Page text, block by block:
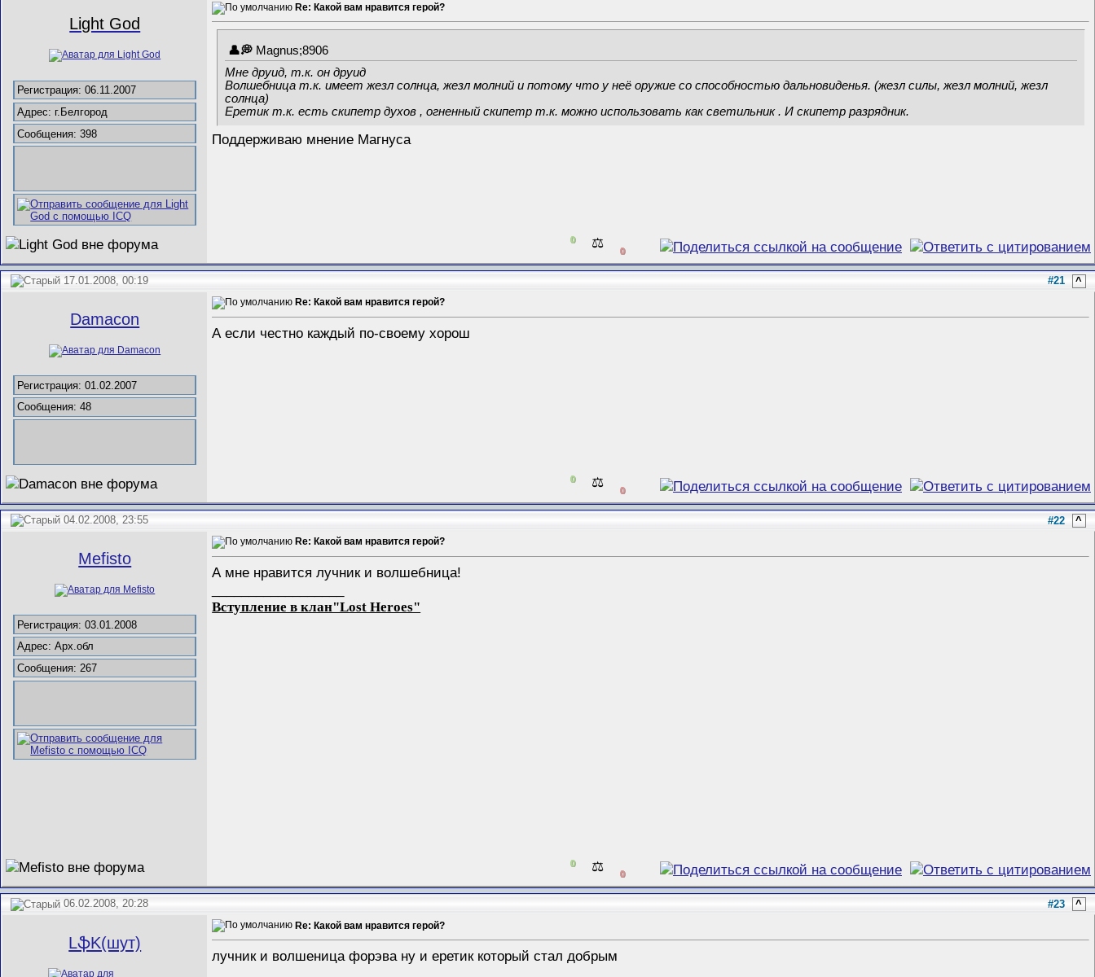
Light God
Регистрация: 06.11.2007
Адрес: г.Белгород
Сообщения: 398
Re: Какой вам нравится герой?
Magnus;8906
Мне друид, т.к. он друид
Волшебница т.к. имеет жезл солнца, жезл молний и потому что у неё оружие со способностью дальновиденья. (жезл силы, жезл молний, жезл
солнца)
Еретик т.к. есть скипетр духов , огненный скипетр т.к. можно использовать как светильник. И скипетр разрядник.
Поддерживаю мнение Магнуса
0 ⚖️ 0
17.01.2008, 00:19 #21 ^
Damacon
Регистрация: 01.02.2007
Сообщения: 48
Re: Какой вам нравится герой?
А если честно каждый по-своему хорош
0 ⚖️ 0
04.02.2008, 23:55 #22 ^
Mefisto
Регистрация: 03.01.2008
Адрес: Арх.обл
Сообщения: 267
Re: Какой вам нравится герой?
А мне нравится лучник и волшебница!
Вступление в клан"Lost Heroеs"
0 ⚖️ 0
06.02.2008, 20:28 #23 ^
LֆK(шут)
Re: Какой вам нравится герой?
лучник и волшеница форэва ну и еретик который стал добрым